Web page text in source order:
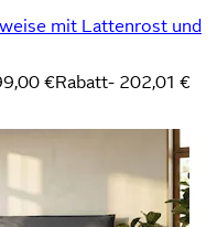
mit Lattenrost und
€Rabatt- 202,01 €